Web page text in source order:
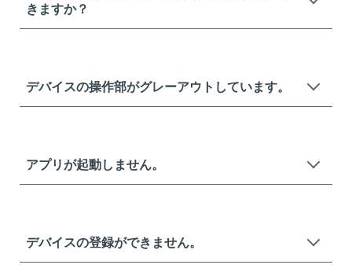
きますか？
デバイスの操作部がグレーアウトしています。
アプリが起動しません。
デバイスの登録ができません。